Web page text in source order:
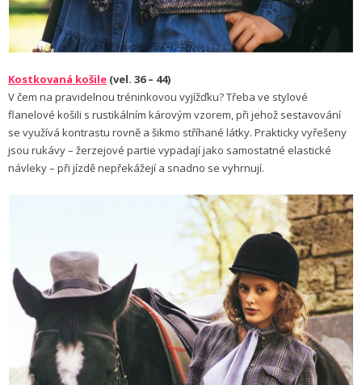
Kostkovaná košile (vel. 36 – 44)
V čem na pravidelnou tréninkovou vyjížďku? Třeba ve stylové
flanelové košili s rustikálním károvým vzorem, při jehož sestavování
se využívá kontrastu rovně a šikmo stříhané látky. Prakticky vyřešeny
jsou rukávy – žerzejové partie vypadají jako samostatné elastické
návleky – při jízdě nepřekážejí a snadno se vyhrnují.